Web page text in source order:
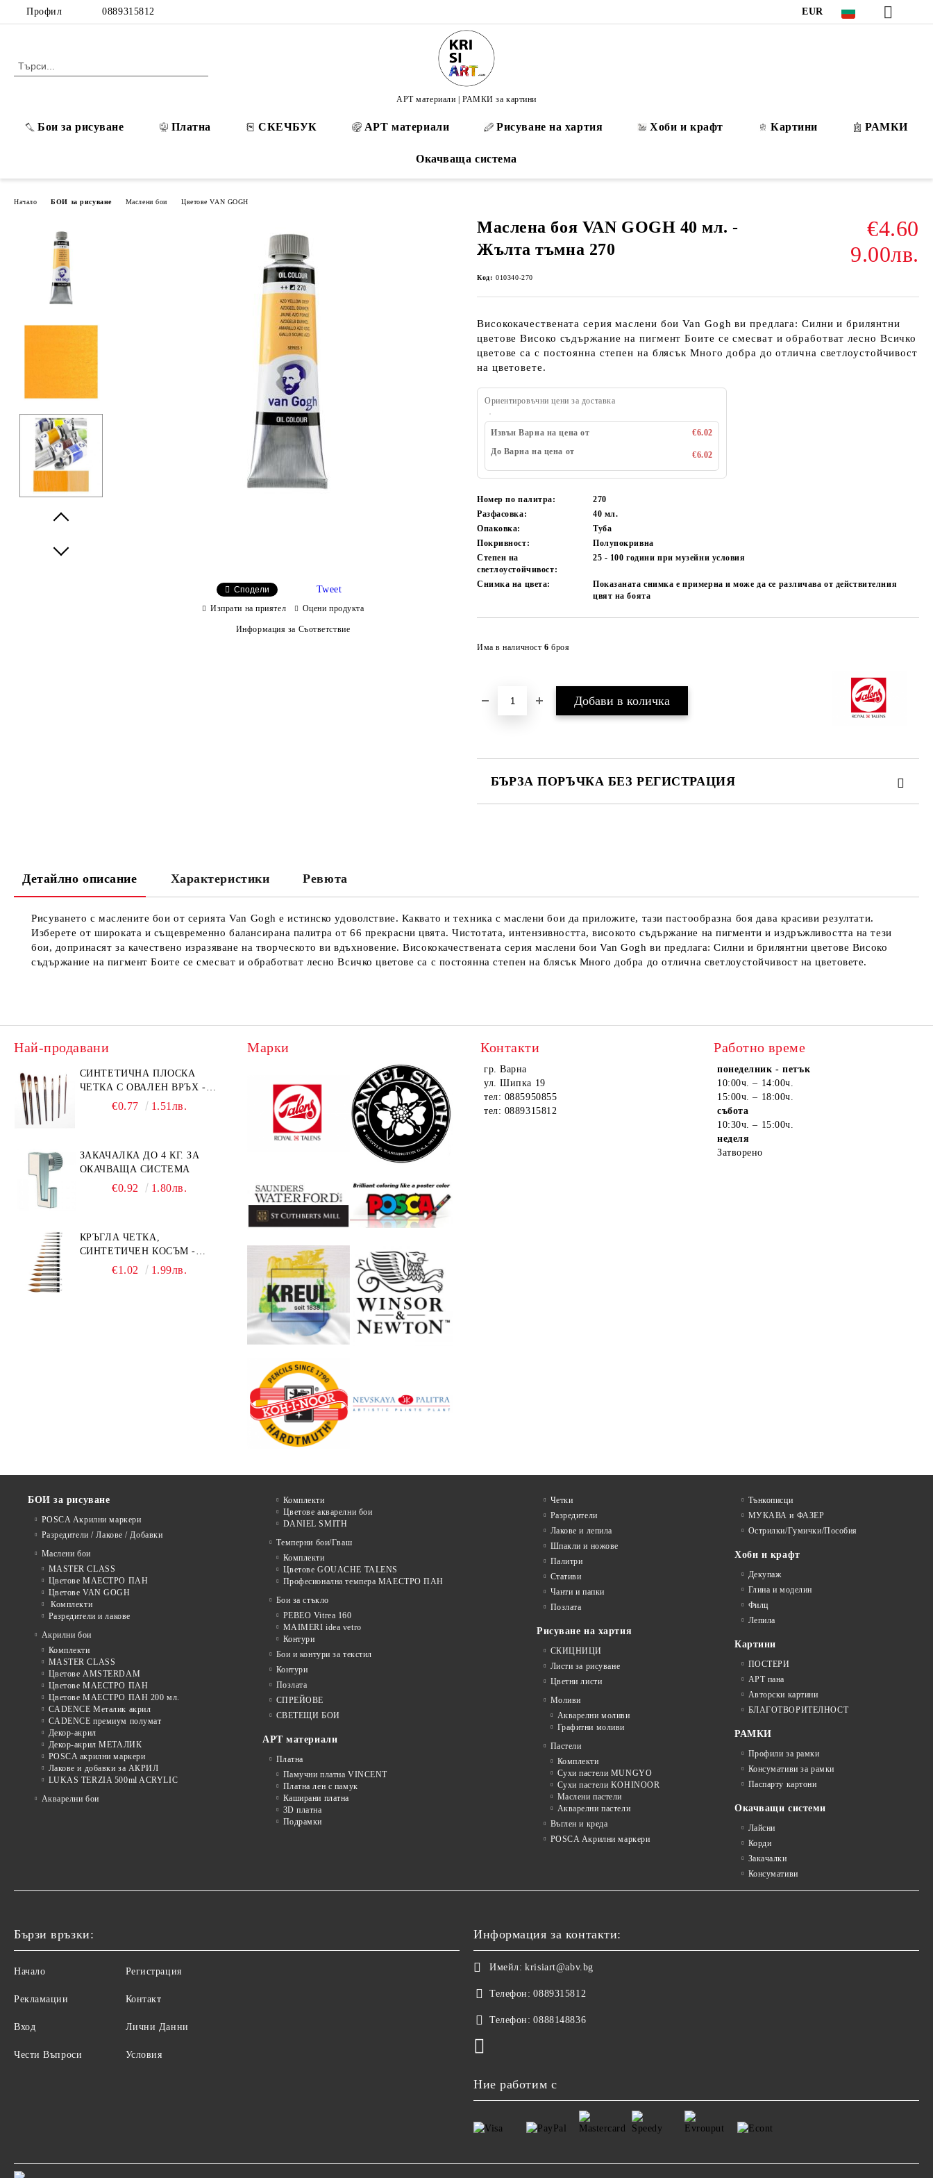
Профил 0889315812 EUR
АРТ материали | РАМКИ за картини
Бои за рисуване Платна СКЕЧБУК АРТ материали Рисуване на хартия Хоби и крафт Картини РАМКИ
Окачваща система
Начало БОИ за рисуване Маслени бои Цветове VAN GOGH
Маслена боя VAN GOGH 40 мл. -
Жълта тъмна 270
€4.60
9.00лв.
Код: 010340-270
Висококачествената серия маслени бои Van Gogh ви предлага: Силни и брилянтни
цветове Високо съдържание на пигмент Боите се смесват и обработват лесно Всичко
цветове са с постоянна степен на блясък Много добра до отлична светлоустойчивост
на цветовете.
Ориентировъчни цени за доставка
Извън Варна на цена от
€6.02
До Варна на цена от
€6.02
Номер по палитра:
270
Разфасовка:
40 мл.
Опаковка:
Туба
Покривност:
Полупокривна
Степен на
светлоустойчивост:
25 - 100години при музейни условия
Снимка на цвета:
Показаната снимка е примерна и може да се различава от действителния
цвят на боята
Има в наличност 6 броя
БЪРЗА ПОРЪЧКА БЕЗ РЕГИСТРАЦИЯ
Сподели Tweet
Изпрати на приятел Оцени продукта
Информация за Съответствие
Детайлно описание Характеристики Ревюта
Рисуването с маслените бои от серията Van Gogh е истинско удоволствие. Каквато и техника с маслени бои да приложите, тази пастообразна боя дава красиви резултати.
Изберете от широката и същевременно балансирана палитра от 66 прекрасни цвята. Чистотата, интензивността, високото съдържание на пигменти и издръжливостта на тези
бои, допринасят за качествено изразяване на творческото ви вдъхновение. Висококачествената серия маслени бои Van Gogh ви предлага: Силни и брилянтни цветове Високо
съдържание на пигмент Боите се смесват и обработват лесно Всичко цветове са с постоянна степен на блясък Много добра до отлична светлоустойчивост на цветовете.
Най-продавани
СИНТЕТИЧНА ПЛОСКА
ЧЕТКА С ОВАЛЕН ВРЪХ -
GIOCONDA 273 - №1/8
€0.77 1.51лв.
ЗАКАЧАЛКА ДО 4 КГ. ЗА
ОКАЧВАЩА СИСТЕМА
€0.92 1.80лв.
КРЪГЛА ЧЕТКА,
СИНТЕТИЧЕН КОСЪМ -
MILLENIUM 211 - №0
€1.02 1.99лв.
Марки Контакти
гр. Варна
ул. Шипка 19
тел: 0885950855
тел: 0889315812
Работно време
понеделник - петък
10:00ч. – 14:00ч.
15:00ч. – 18:00ч.
събота
10:30ч. – 15:00ч.
неделя
Затворено
БОИ за рисуване
POSCA Акрилни маркери
Разредители / Лакове / Добавки
Маслени бои
MASTER CLASS
Цветове МАЕСТРО ПАН
Цветове VAN GOGH
Комплекти
Разредители и лакове
Акрилни бои
Комплекти
MASTER CLASS
Цветове AMSTERDAM
Цветове МАЕСТРО ПАН
Цветове МАЕСТРО ПАН 200 мл.
CADENCE Металик акрил
CADENCE премиум полумат
Декор-акрил
Декор-акрил МЕТАЛИК
POSCA акрилни маркери
Лакове и добавки за АКРИЛ
LUKAS TERZIA 500ml ACRYLIC
Акварелни бои
Комплекти
Цветове акварелни бои
DANIEL SMITH
Темперни бои/Гваш
Комплекти
Цветове GOUACHE TALENS
Професионална темпера МАЕСТРО ПАН
Бои за стъкло
PEBEO Vitrea 160
MAIMERI idea vetro
Контури
Бои и контури за текстил
Контури
Позлата
СПРЕЙОВЕ
СВЕТЕЩИ БОИ
АРТ материали
Платна
Памучни платна VINCENT
Платна лен с памук
Каширани платна
3D платна
Подрамки
Четки
Разредители
Лакове и лепила
Шпакли и ножове
Палитри
Стативи
Чанти и папки
Позлата
Рисуване на хартия
СКИЦНИЦИ
Листи за рисуване
Цветни листи
Моливи
Акварелни моливи
Графитни моливи
Пастели
Комплекти
Сухи пастели MUNGYO
Сухи пастели KOHINOOR
Маслени пастели
Акварелни пастели
Въглен и креда
POSCA Акрилни маркери
Тънкописци
МУКАВА и ФАЗЕР
Острилки/Гумички/Пособия
Хоби и крафт
Декупаж
Глина и моделин
Филц
Лепила
Картини
ПОСТЕРИ
АРТ пана
Авторски картини
БЛАГОТВОРИТЕЛНОСТ
РАМКИ
Профили за рамки
Консумативи за рамки
Паспарту картони
Окачващи системи
Лайсни
Корди
Закачалки
Консумативи
Бързи връзки:
Начало
Рекламации
Вход
Чести Въпроси
Регистрация
Контакт
Лични Данни
Условия
Информация за контакти:
Имейл: krisiart@abv.bg
Телефон: 0889315812
Телефон: 0888148836
Ние работим с